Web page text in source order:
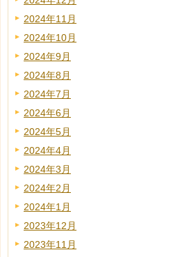
2024年11月
2024年10月
2024年9月
2024年8月
2024年7月
2024年6月
2024年5月
2024年4月
2024年3月
2024年2月
2024年1月
2023年12月
2023年11月